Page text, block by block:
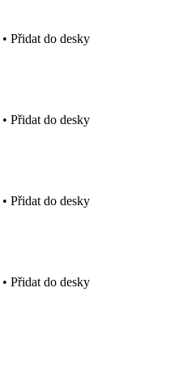
• Přidat do desky
• Přidat do desky
• Přidat do desky
• Přidat do desky